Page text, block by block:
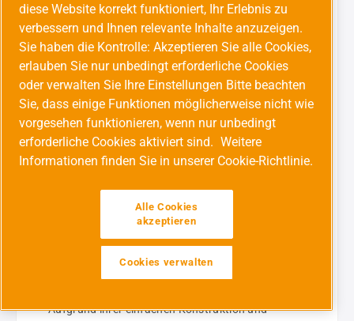
Bei den Atlas Copco SFD+ Kompressoren handelt
es sich um Duplex-Anlagen, die über zwei
Schaltschränke verfügen. Sie können mit einem
oder zwei Hauptmodulen sowie einem oder zwei
Reservemodulen ausgestattet werden, die
redundant eingesetzt werden können. Erhältlich
ab SFD 11+.
Abbildung: Atlas Copco Artikelbezeichnung am Beispiel des
Vorteile von Atlas Copco Scroll
Kompressoren auf einen Blick:
Aufgrund ihrer einfachen Konstruktion und
diese Website korrekt funktioniert, Ihr Erlebnis zu
verbessern und Ihnen relevante Inhalte anzuzeigen.
Sie haben die Kontrolle: Akzeptieren Sie alle Cookies,
erlauben Sie nur unbedingt erforderliche Cookies
oder verwalten Sie Ihre Einstellungen Bitte beachten
Sie, dass einige Funktionen möglicherweise nicht wie
vorgesehen funktionieren, wenn nur unbedingt
erforderliche Cookies aktiviert sind. Weitere
Informationen finden Sie in unserer Cookie-Richtlinie.
Alle Cookies
akzeptieren
Cookies verwalten